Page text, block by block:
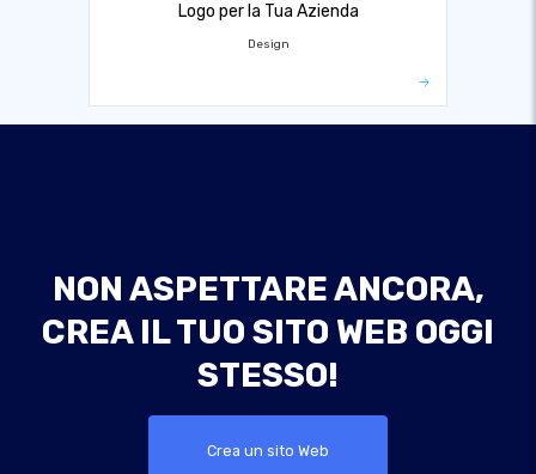
Logo per la Tua Azienda
Design
NON ASPETTARE ANCORA,
CREA IL TUO SITO WEB OGGI
STESSO!
Crea un sito Web